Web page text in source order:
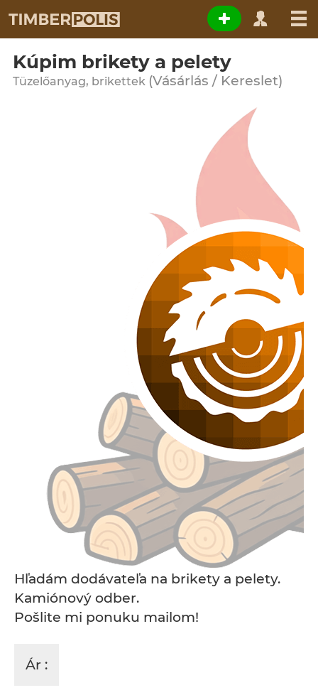
Kúpim brikety a pelety
Tüzelőanyag, brikettek (Vásárlás / Kereslet)
Hľadám dodávateľa na brikety a pelety.
Kamiónový odber.
Pošlite mi ponuku mailom!
Ár :